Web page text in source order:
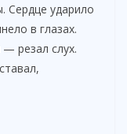
Сердце ударило
в глазах.
резал слух.